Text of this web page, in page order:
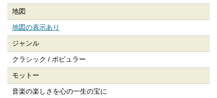
地図
地図の表示あり
ジャンル
クラシック / ポピュラー
モットー
音楽の楽しさを心の一生の宝に